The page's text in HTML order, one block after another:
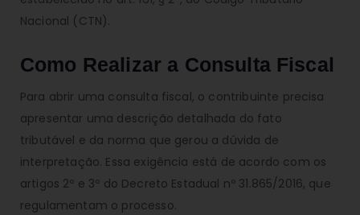
Nacional (CTN).
Como Realizar a Consulta Fiscal
Para abrir uma consulta fiscal, o contribuinte precisa
apresentar uma descrição detalhada do fato
tributável e da norma que gerou a dúvida de
interpretação. Essa exigência está de acordo com os
artigos 2º e 3º do Decreto Estadual nº 31.865/2016, que
regulamentam o processo.